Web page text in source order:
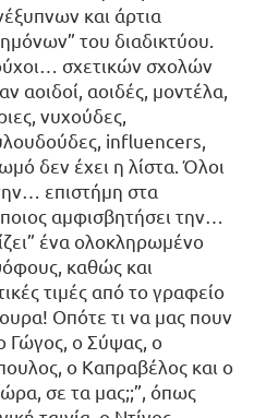
και άρτια
του διαδικτύου.
σχετικών σχολών
αοιδοί, αοιδές, μοντέλα,
νυχούδες,
influencers,
δεν έχει η λίστα. Όλοι
επιστήμη στα
αμφισβητήσει την…
ένα ολοκληρωμένο
καθώς και
τιμές από το γραφείο
Οπότε τι να μας πουν
Γώγος, ο Σύψας, ο
ο Καπραβέλος και ο
σε τα μας;;”, όπως